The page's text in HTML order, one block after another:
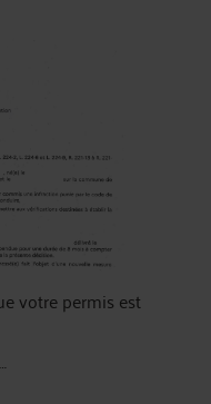
votre permis est